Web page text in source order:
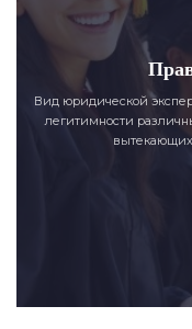
Вид юридической
легитимности